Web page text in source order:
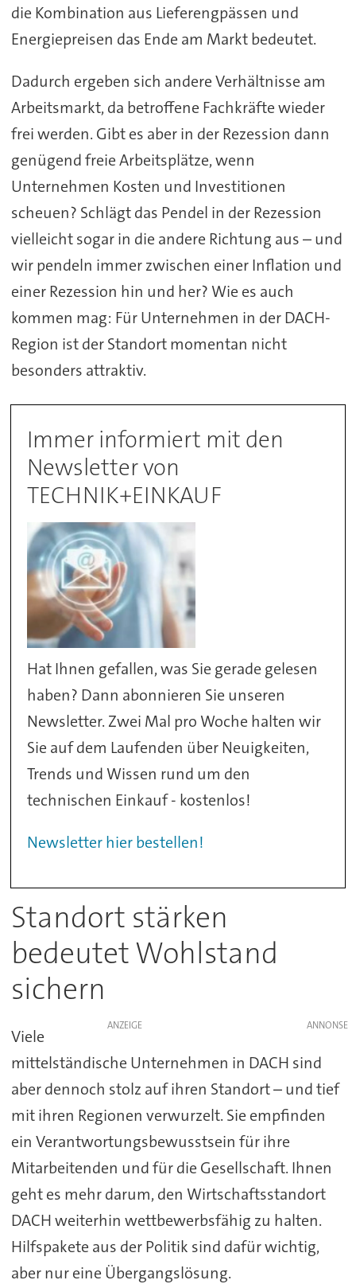
die Kombination aus Lieferengpässen und
Energiepreisen das Ende am Markt bedeutet.
Dadurch ergeben sich andere Verhältnisse am
Arbeitsmarkt, da betroffene Fachkräfte wieder
frei werden. Gibt es aber in der Rezession dann
genügend freie Arbeitsplätze, wenn
Unternehmen Kosten und Investitionen
scheuen? Schlägt das Pendel in der Rezession
vielleicht sogar in die andere Richtung aus – und
wir pendeln immer zwischen einer Inflation und
einer Rezession hin und her? Wie es auch
kommen mag: Für Unternehmen in der DACH-
Region ist der Standort momentan nicht
besonders attraktiv.
Immer informiert mit den
Newsletter von
TECHNIK+EINKAUF
Hat Ihnen gefallen, was Sie gerade gelesen
haben? Dann abonnieren Sie unseren
Newsletter. Zwei Mal pro Woche halten wir
Sie auf dem Laufenden über Neuigkeiten,
Trends und Wissen rund um den
technischen Einkauf - kostenlos!
Newsletter hier bestellen!
Standort stärken
bedeutet Wohlstand
sichern
ANZEIGE
Viele
mittelständische Unternehmen in DACH sind
aber dennoch stolz auf ihren Standort – und tief
mit ihren Regionen verwurzelt. Sie empfinden
ein Verantwortungsbewusstsein für ihre
Mitarbeitenden und für die Gesellschaft. Ihnen
geht es mehr darum, den Wirtschaftsstandort
DACH weiterhin wettbewerbsfähig zu halten.
Hilfspakete aus der Politik sind dafür wichtig,
aber nur eine Übergangslösung.